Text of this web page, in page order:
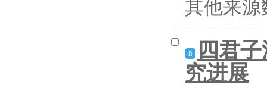
其他来
8 四君
究进展